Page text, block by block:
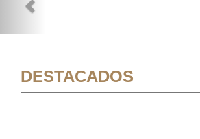
DESTACADOS